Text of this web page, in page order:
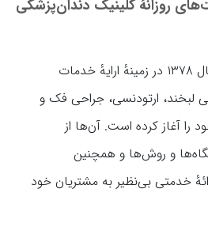
روزانهٔ کلینیک دندان‌پزشکی
از سال ۱۳۷۸ در زمینهٔ ارایهٔ خدمات
لبخند، ارتودنسی، جراحی فک و
را آغاز کرده است. آن‌ها از
و روش‌ها و همچنین
خدمتی بی‌نظیر به مشتریان خود